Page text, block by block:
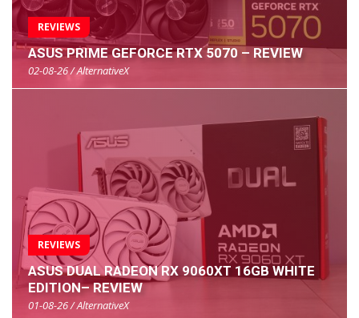
REVIEWS
ASUS PRIME GEFORCE RTX 5070 – REVIEW
02-08-26 / AlternativeX
REVIEWS
ASUS DUAL RADEON RX 9060XT 16GB WHITE
EDITION– REVIEW
01-08-26 / AlternativeX